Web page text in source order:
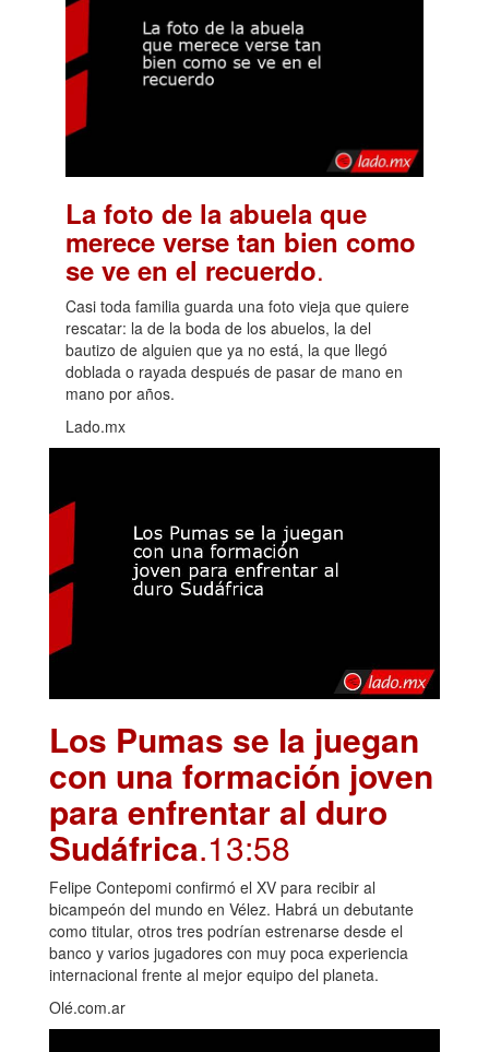
La foto de la abuela que
merece verse tan bien como
se ve en el recuerdo.
Casi toda familia guarda una foto vieja que quiere
rescatar: la de la boda de los abuelos, la del
bautizo de alguien que ya no está, la que llegó
doblada o rayada después de pasar de mano en
mano por años.
Lado.mx
Los Pumas se la juegan
con una formación joven
para enfrentar al duro
Sudáfrica.13:58
Felipe Contepomi confirmó el XV para recibir al
bicampeón del mundo en Vélez. Habrá un debutante
como titular, otros tres podrían estrenarse desde el
banco y varios jugadores con muy poca experiencia
internacional frente al mejor equipo del planeta.
Olé.com.ar